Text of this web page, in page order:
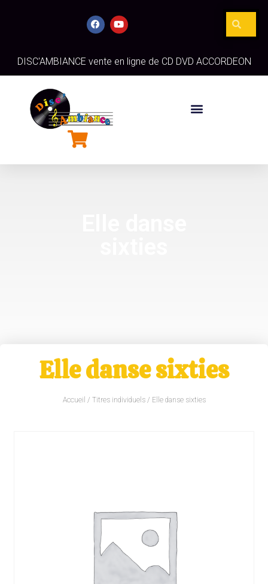
DISC'AMBIANCE vente en ligne de CD DVD ACCORDEON
Elle danse sixties
Accueil / Titres individuels/ Elle danse sixties